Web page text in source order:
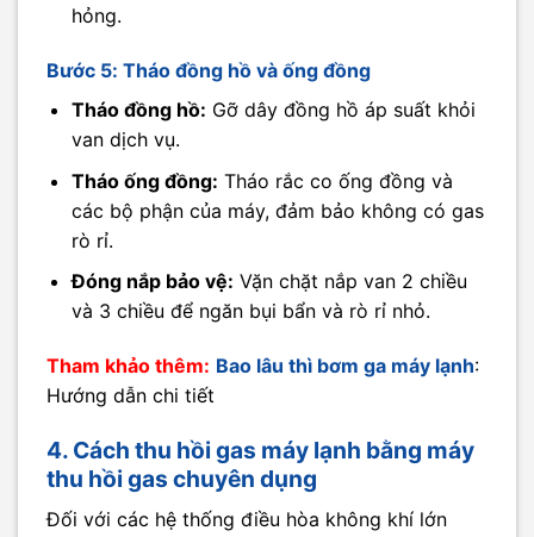
hỏng.
Bước 5: Tháo đồng hồ và ống đồng
Tháo đồng hồ: Gỡ dây đồng hồ áp suất khỏi
van dịch vụ.
Tháo ống đồng: Tháo rắc co ống đồng và
các bộ phận của máy, đảm bảo không có gas
rò rỉ.
Đóng nắp bảo vệ: Vặn chặt nắp van 2 chiều
và 3 chiều để ngăn bụi bẩn và rò rỉ nhỏ.
Tham khảo thêm: Bao lâu thì bơm ga máy lạnh:
Hướng dẫn chi tiết
4. Cách thu hồi gas máy lạnh bằng máy
thu hồi gas chuyên dụng
Đối với các hệ thống điều hòa không khí lớn